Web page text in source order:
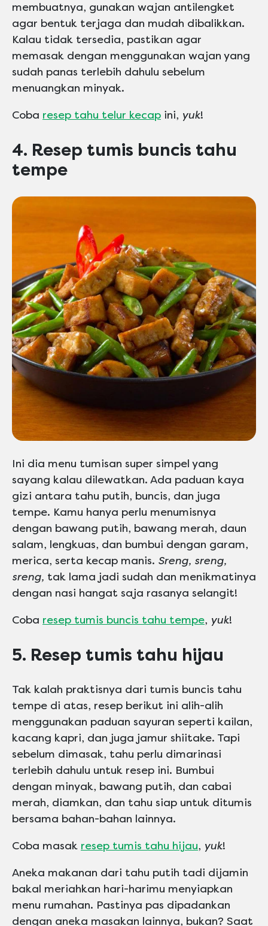
membuatnya, gunakan wajan antilengket
agar bentuk terjaga dan mudah dibalikkan.
Kalau tidak tersedia, pastikan agar
memasak dengan menggunakan wajan yang
sudah panas terlebih dahulu sebelum
menuangkan minyak.
Coba resep tahu telur kecap ini, yuk!
4. Resep tumis buncis tahu
tempe
Ini dia menu tumisan super simpel yang
sayang kalau dilewatkan. Ada paduan kaya
gizi antara tahu putih, buncis, dan juga
tempe. Kamu hanya perlu menumisnya
dengan bawang putih, bawang merah, daun
salam, lengkuas, dan bumbui dengan garam,
merica, serta kecap manis. Sreng, sreng,
sreng, tak lama jadi sudah dan menikmatinya
dengan nasi hangat saja rasanya selangit!
Coba resep tumis buncis tahu tempe, yuk!
5. Resep tumis tahu hijau
Tak kalah praktisnya dari tumis buncis tahu
tempe di atas, resep berikut ini alih-alih
menggunakan paduan sayuran seperti kailan,
kacang kapri, dan juga jamur shiitake. Tapi
sebelum dimasak, tahu perlu dimarinasi
terlebih dahulu untuk resep ini. Bumbui
dengan minyak, bawang putih, dan cabai
merah, diamkan, dan tahu siap untuk ditumis
bersama bahan-bahan lainnya.
Coba masak resep tumis tahu hijau, yuk!
Aneka makanan dari tahu putih tadi dijamin
bakal meriahkan hari-harimu menyiapkan
menu rumahan. Pastinya pas dipadankan
dengan aneka masakan lainnya, bukan? Saat